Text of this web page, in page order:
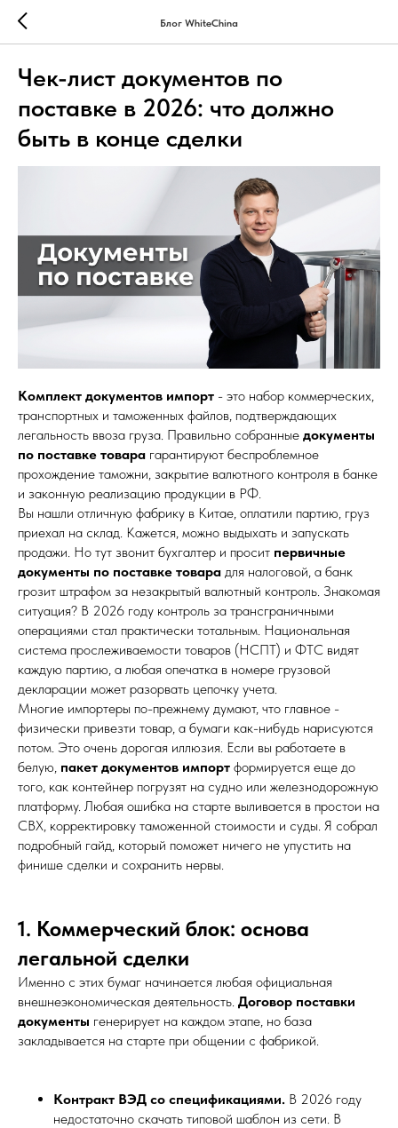
Блог WhiteChina
Чек-лист документов по
поставке в 2026: что должно
быть в конце сделки
Комплект документов импорт - это набор коммерческих,
транспортных и таможенных файлов, подтверждающих
легальность ввоза груза. Правильно собранные документы
по поставке товара гарантируют беспроблемное
прохождение таможни, закрытие валютного контроля в банке
и законную реализацию продукции в РФ.
Вы нашли отличную фабрику в Китае, оплатили партию, груз
приехал на склад. Кажется, можно выдыхать и запускать
продажи. Но тут звонит бухгалтер и просит первичные
документы по поставке товара для налоговой, а банк
грозит штрафом за незакрытый валютный контроль. Знакомая
ситуация? В 2026 году контроль за трансграничными
операциями стал практически тотальным. Национальная
система прослеживаемости товаров (НСПТ) и ФТС видят
каждую партию, а любая опечатка в номере грузовой
декларации может разорвать цепочку учета.
Многие импортеры по-прежнему думают, что главное -
физически привезти товар, а бумаги как-нибудь нарисуются
потом. Это очень дорогая иллюзия. Если вы работаете в
белую, пакет документов импорт формируется еще до
того, как контейнер погрузят на судно или железнодорожную
платформу. Любая ошибка на старте выливается в простои на
СВХ, корректировку таможенной стоимости и суды. Я собрал
подробный гайд, который поможет ничего не упустить на
финише сделки и сохранить нервы.
1. Коммерческий блок: основа
легальной сделки
Именно с этих бумаг начинается любая официальная
внешнеэкономическая деятельность. Договор поставки
документы генерирует на каждом этапе, но база
закладывается на старте при общении с фабрикой.
Контракт ВЭД со спецификациями. В 2026 году
недостаточно скачать типовой шаблон из сети. В